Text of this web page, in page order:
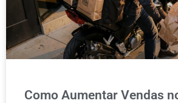
Como Aumentar Vendas